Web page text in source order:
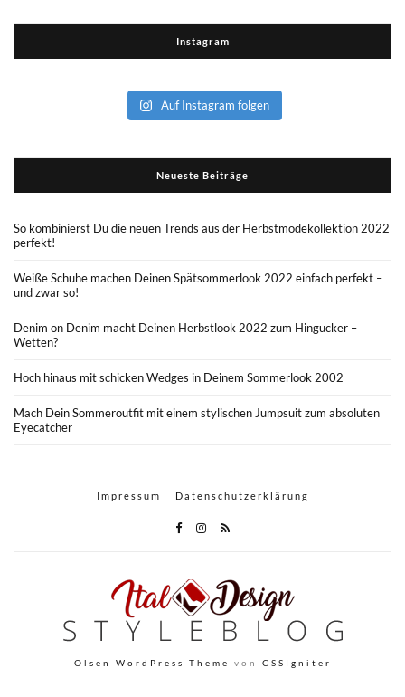
Instagram
Auf Instagram folgen
Neueste Beiträge
So kombinierst Du die neuen Trends aus der Herbstmodekollektion 2022
perfekt!
Weiße Schuhe machen Deinen Spätsommerlook 2022 einfach perfekt –
und zwar so!
Denim on Denim macht Deinen Herbstlook 2022 zum Hingucker –
Wetten?
Hoch hinaus mit schicken Wedges in Deinem Sommerlook 2002
Mach Dein Sommeroutfit mit einem stylischen Jumpsuit zum absoluten
Eyecatcher
Impressum Datenschutzerklärung
Olsen WordPress Theme von CSSIgniter